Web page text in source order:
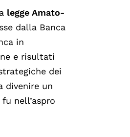
legge Amato-
dalla Banca
in
e risultati
dei
divenire un
nell’aspro